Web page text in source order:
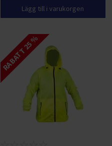
Lägg till i varukorgen
RABATT 25 %